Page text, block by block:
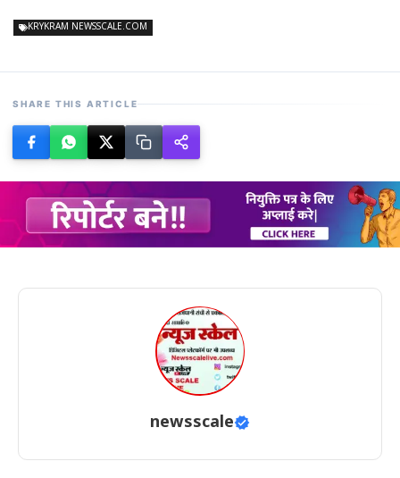
KRYKRAM NEWSSCALE.COM
SHARE THIS ARTICLE
newsscale